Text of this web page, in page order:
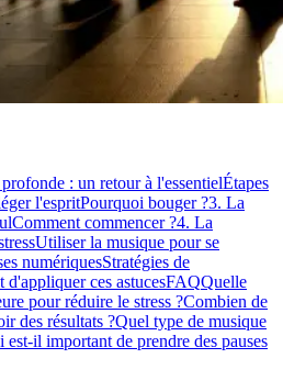
: un retour à l'essentielÉtapes
l'espritPourquoi bouger ?3. La
Comment commencer ?4. La
Utiliser la musique pour se
numériquesStratégies de
d'appliquer ces astucesFAQQuelle
pour réduire le stress ?Combien de
des résultats ?Quel type de musique
est-il important de prendre des pauses